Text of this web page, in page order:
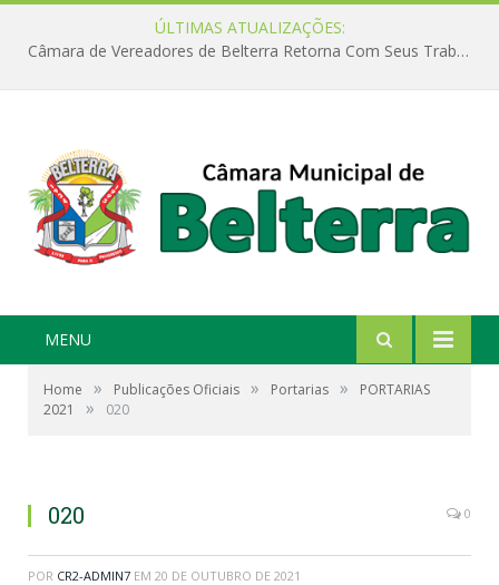
ÚLTIMAS ATUALIZAÇÕES:
Câmara de Vereadores de Belterra Retorna Com Seus Trabalhos Legislativos
MENU
Home » Publicações Oficiais » Portarias »
PORTARIAS
2021
» 020
020 0
POR CR2-ADMIN7 EM 20 DE OUTUBRO DE 2021